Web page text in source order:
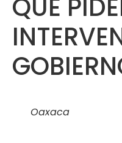
QUE
Oaxaca